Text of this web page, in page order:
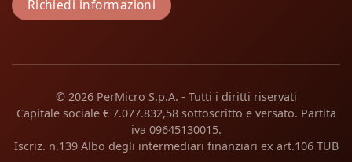
Richiedi informazioni
© 2026 PerMicro S.p.A. - Tutti i diritti riservati
Capitale sociale € 7.077.832,58 sottoscritto e versato. Partita
iva 09645130015.
Iscriz. n.139 Albo degli intermediari finanziari ex art.106 TUB